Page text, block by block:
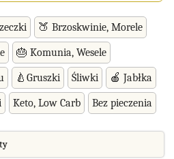
🍑 Brzoskwinie, Morele
🎂 Komunia, Wesele
🍐Gruszki Śliwki 🍎 Jabłka
Keto, Low Carb Bez pieczenia